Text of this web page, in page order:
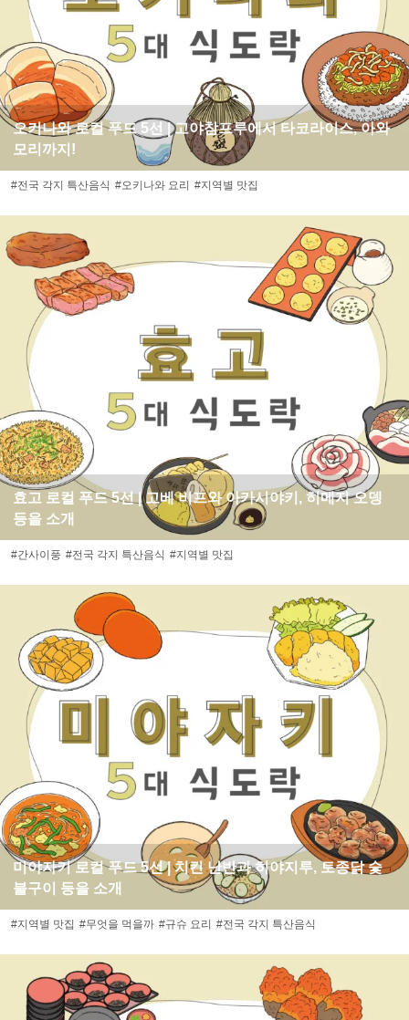
오키나와 로컬 푸드 5선 | 고야참프루에서 타코라이스, 아와
모리까지!
#전국 각지 특산음식 #오키나와 요리 #지역별 맛집
효고 로컬 푸드 5선 | 고베 비프와 아카시야키, 히메지 오뎅
등을 소개
#간사이풍 #전국 각지 특산음식 #지역별 맛집
미야자키 로컬 푸드 5선 | 치킨 난반과 히야지루, 토종닭 숯
불구이 등을 소개
#지역별 맛집 #무엇을 먹을까 #규슈 요리 #전국 각지 특산음식